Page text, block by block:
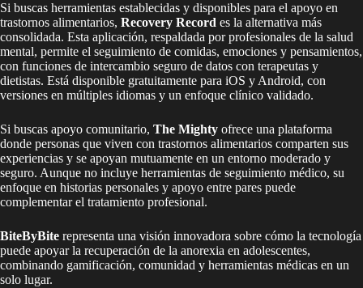
Si buscas herramientas establecidas y disponibles para el apoyo en
trastornos alimentarios, Recovery Record es la alternativa más
consolidada. Esta aplicación, respaldada por profesionales de la salud
mental, permite el seguimiento de comidas, emociones y pensamientos,
con funciones de intercambio seguro de datos con terapeutas y
dietistas. Está disponible gratuitamente para iOS y Android, con
versiones en múltiples idiomas y un enfoque clínico validado.
Si buscas apoyo comunitario, The Mighty ofrece una plataforma
donde personas que viven con trastornos alimentarios comparten sus
experiencias y se apoyan mutuamente en un entorno moderado y
seguro. Aunque no incluye herramientas de seguimiento médico, su
enfoque en historias personales y apoyo entre pares puede
complementar el tratamiento profesional.
BiteByBite representa una visión innovadora sobre cómo la tecnología
puede apoyar la recuperación de la anorexia en adolescentes,
combinando gamificación, comunidad y herramientas médicas en un
solo lugar.